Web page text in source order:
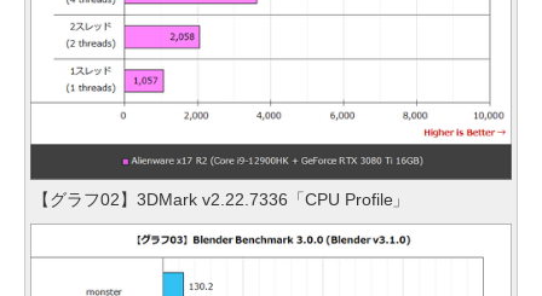
【グラフ02】3DMark v2.22.7336「CPU Profile」